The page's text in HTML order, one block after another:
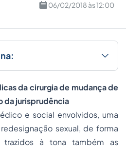
06/02/2018 às 12:00
da cirurgia de mudança de
da jurisprudência
e social envolvidos, uma
sexual, de forma
trazidos à tona também as